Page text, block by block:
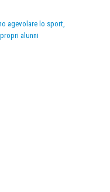
agevolare lo sport,
alunni